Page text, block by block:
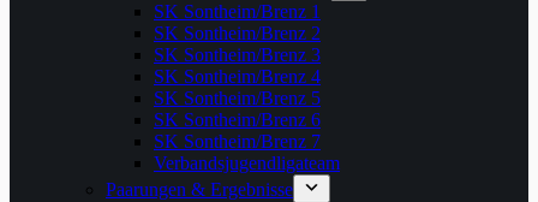
SK Sontheim/Brenz 1
SK Sontheim/Brenz 2
SK Sontheim/Brenz 3
SK Sontheim/Brenz 4
SK Sontheim/Brenz 5
SK Sontheim/Brenz 6
SK Sontheim/Brenz 7
Verbandsjugendligateam
Paarungen & Ergebnisse